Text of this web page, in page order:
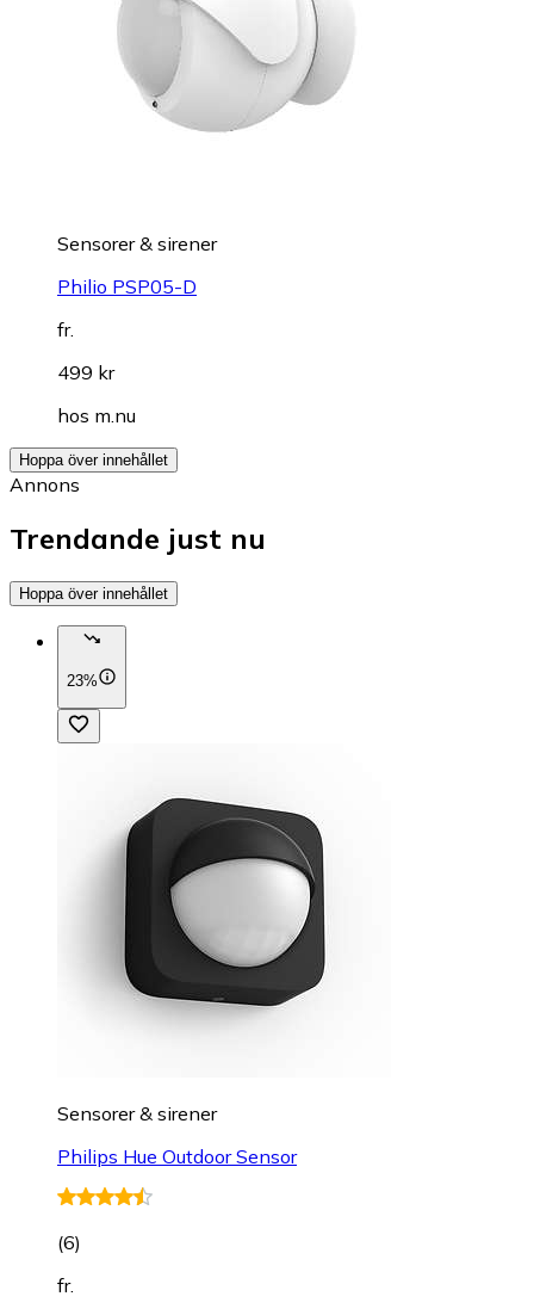
Sensorer & sirener
Philio PSP05-D
fr.
499 kr
hos m.nu
Hoppa över innehållet
Annons
Trendande just nu
Hoppa över innehållet
23%
Sensorer & sirener
Philips Hue Outdoor Sensor
(6)
fr.